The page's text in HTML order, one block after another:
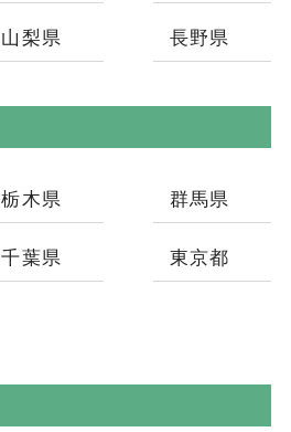
山梨県 長野県
栃木県 群馬県
千葉県 東京都